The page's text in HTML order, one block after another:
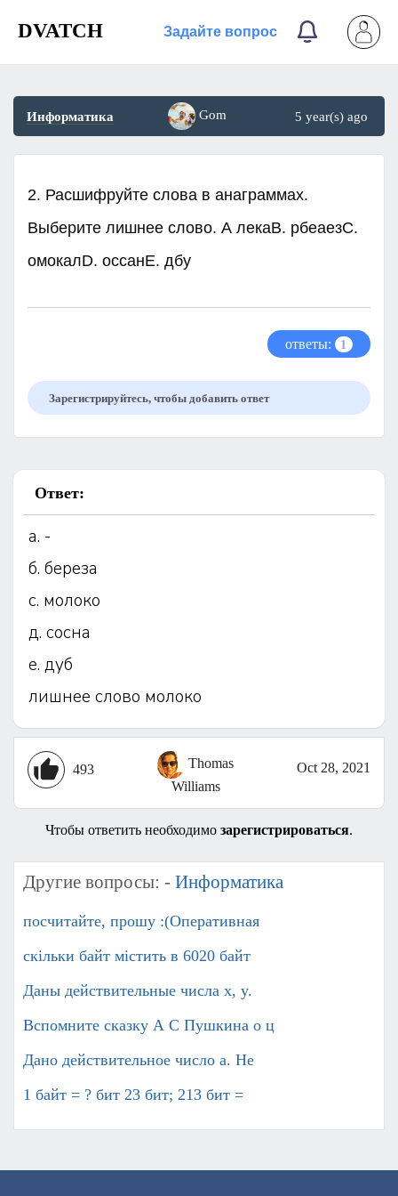
DVATCH Задайте вопрос
Информатика Gom 5 year(s) ago
2. Расшифруйте слова в анаграммах.
Выберите лишнее слово. А лекаB. рбеаезC.
омокалD. оссанE. дбу
ответы: 1
Зарегистрируйтесь, чтобы добавить ответ
Ответ:
а. -
б. береза
с. молоко
д. сосна
е. дуб
лишнее слово молоко
493
Thomas
Williams
Oct 28, 2021
Чтобы ответить необходимо зарегистрироваться.
Другие вопросы: - Информатика
посчитайте, прошу :(Оперативная
скільки байт містить в 6020 байт
Даны действительные числа x, y.
Вспомните сказку А С Пушкина о ц
Дано действительное число а. Не
1 байт = ? бит 23 бит; 213 бит =